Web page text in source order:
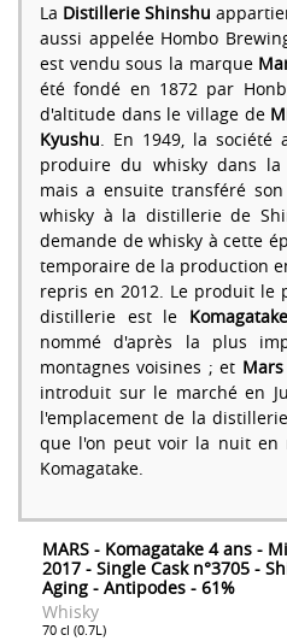
La Distillerie Shinshu
aussi appelée Hombo
est vendu sous la marque
été fondé en 1872 par
d'altitude dans le village de
Kyushu. En 1949, la société
produire du whisky dans la
mais a ensuite transféré
whisky à la distillerie de
demande de whisky à cette
temporaire de la production
repris en 2012. Le produit le
distillerie est le Komagatake
nommé d'après la plus
montagnes voisines ; et
introduit sur le marché en
l'emplacement de la
que l'on peut voir la nuit en
Komagatake.
MARS - Komagatake 4 ans -
2017 - Single Cask n°3705 -
Aging - Antipodes - 61%
Whisky
70 cl (0.7L)